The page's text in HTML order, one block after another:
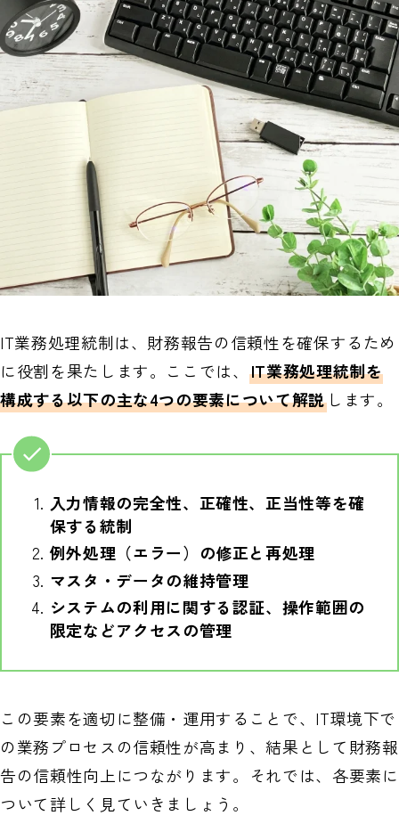
IT業務処理統制は、財務報告の信頼性を確保するため
に役割を果たします。ここでは、 IT業務処理統制を
構成する以下の主な4つの要素について解説します。
入力情報の完全性、正確性、正当性等を確
保する統制
例外処理（エラー）の修正と再処理
マスタ・データの維持管理
システムの利用に関する認証、操作範囲の
限定などアクセスの管理
この要素を適切に整備・運用することで、IT環境下で
の業務プロセスの信頼性が高まり、結果として財務報
告の信頼性向上につながります。それでは、各要素に
ついて詳しく見ていきましょう。